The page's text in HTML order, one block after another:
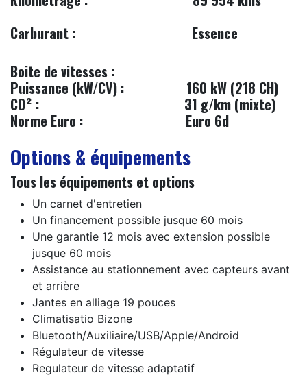
Carburant :
​​Essence​
Boite de vitesses :
Puissance (kW/CV) :
​​160 kW (218 CH)
CO² :
​31 g/km (mixte)
Norme Euro :
​Euro 6d
Options & équipements
Tous les équipements et options
Un carnet d'entretien
Un financement possible jusque 60 mois
Une garantie 12 mois avec extension possible
jusque 60 mois
Assistance au stationnement avec capteurs avant
et arrière
Jantes en alliage 19 pouces
Climatisatio Bizone
Bluetooth/Auxiliaire/USB/Apple/Android
Régulateur de vitesse
Regulateur de vitesse adaptatif